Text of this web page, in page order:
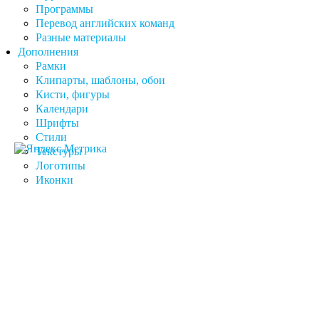
Программы
Перевод английских команд
Разные материалы
Дополнения
Рамки
Клипарты, шаблоны, обои
Кисти, фигуры
Календари
Шрифты
Стили
Текстуры
Логотипы
Иконки